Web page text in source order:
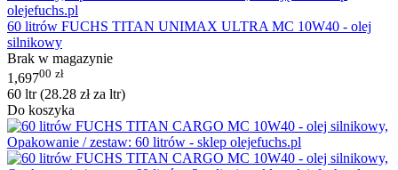
60 litrów FUCHS TITAN UNIMAX ULTRA MC 10W40 - olej
silnikowy
Brak w magazynie
1,69700 zł
60 ltr (28.28 złza ltr)
Do koszyka